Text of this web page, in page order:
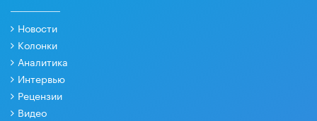
Новости
Колонки
Аналитика
Интервью
Рецензии
Видео